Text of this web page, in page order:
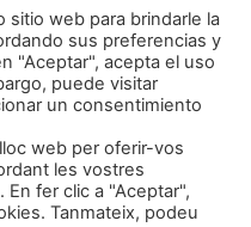
(1)
(1)
web para brindarle la
sus preferencias y
"Aceptar", acepta el uso
puede visitar
un consentimiento
web per oferir-vos
les vostres
fer clic a "Aceptar",
Tanmateix, podeu